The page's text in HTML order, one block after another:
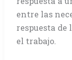
entre las
respuesta de
el trabajo.